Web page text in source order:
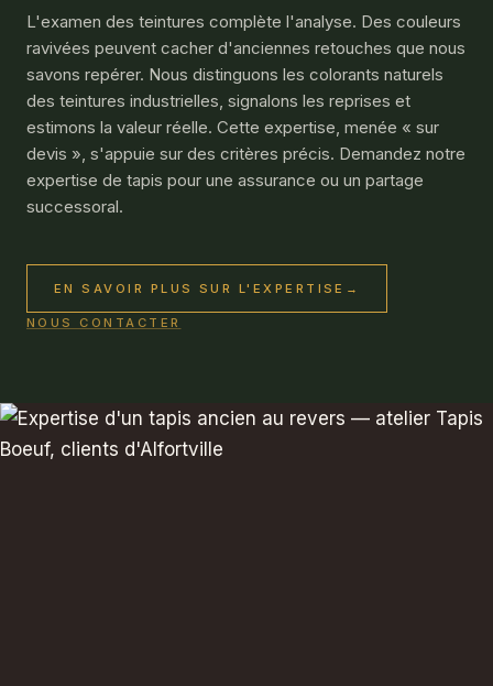
L'examen des teintures complète l'analyse. Des couleurs
ravivées peuvent cacher d'anciennes retouches que nous
savons repérer. Nous distinguons les colorants naturels
des teintures industrielles, signalons les reprises et
estimons la valeur réelle. Cette expertise, menée « sur
devis », s'appuie sur des critères précis. Demandez notre
expertise de tapis pour une assurance ou un partage
successoral.
EN SAVOIR PLUS SUR L'EXPERTISE →
NOUS CONTACTER